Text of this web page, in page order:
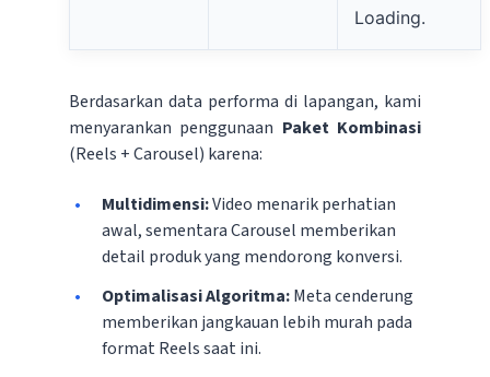
Loading.
Berdasarkan data performa di lapangan, kami
menyarankan penggunaan Paket Kombinasi
(Reels + Carousel) karena:
Multidimensi:Video menarik perhatian
awal, sementara Carousel memberikan
detail produk yang mendorong konversi.
Optimalisasi Algoritma:Meta cenderung
memberikan jangkauan lebih murah pada
format Reels saat ini.